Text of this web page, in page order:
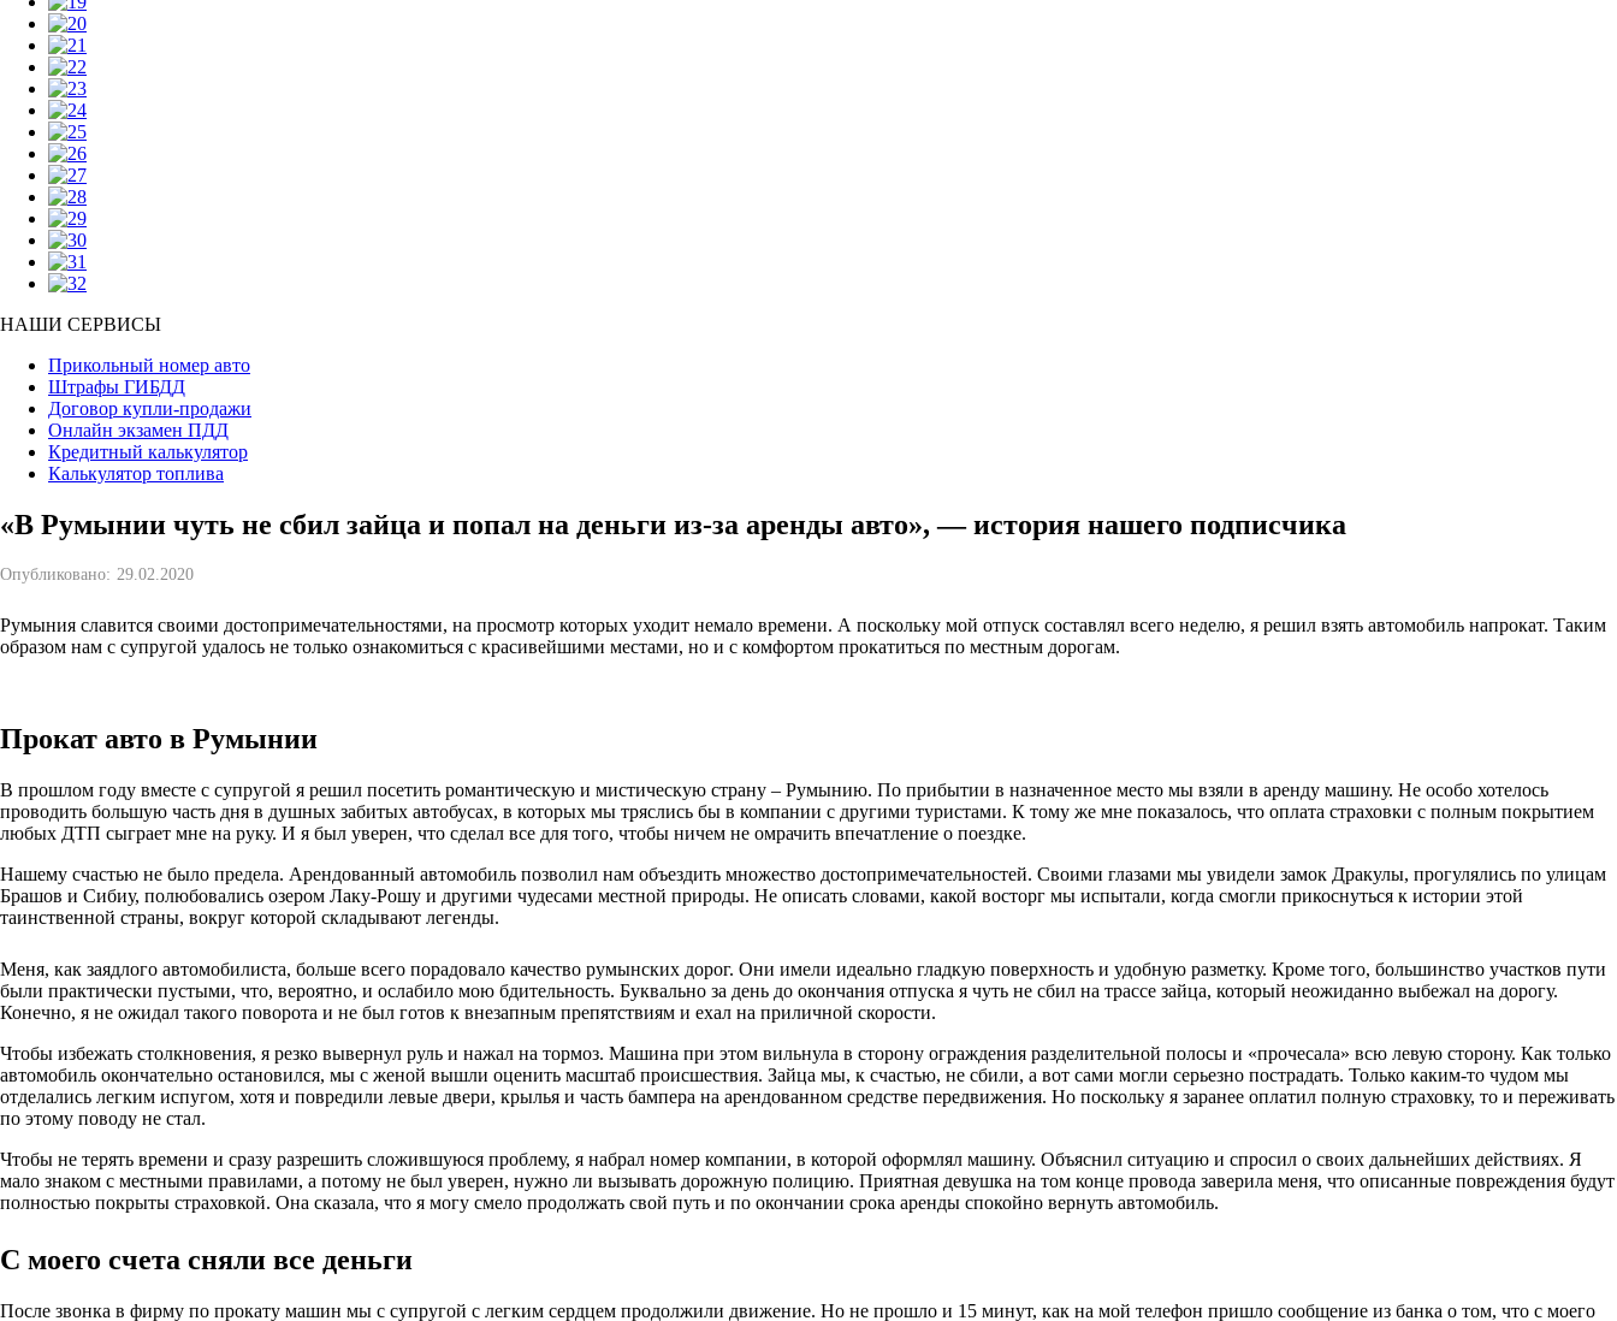
НАШИ СЕРВИСЫ
Прикольный номер авто
Штрафы ГИБДД
Договор купли-продажи
Онлайн экзамен ПДД
Кредитный калькулятор
Калькулятор топлива
«В Румынии чуть не сбил зайца и попал на деньги из-за аренды авто», — история нашего подписчика
Опубликовано: 29.02.2020
Румыния славится своими достопримечательностями, на просмотр которых уходит немало времени. А поскольку мой отпуск составлял всего неделю, я решил взять автомобиль напрокат. Таким
образом нам с супругой удалось не только ознакомиться с красивейшими местами, но и с комфортом прокатиться по местным дорогам.
Прокат авто в Румынии
В прошлом году вместе с супругой я решил посетить романтическую и мистическую страну – Румынию. По прибытии в назначенное место мы взяли в аренду машину. Не особо хотелось
проводить большую часть дня в душных забитых автобусах, в которых мы тряслись бы в компании с другими туристами. К тому же мне показалось, что оплата страховки с полным покрытием
любых ДТП сыграет мне на руку. И я был уверен, что сделал все для того, чтобы ничем не омрачить впечатление о поездке.
Нашему счастью не было предела. Арендованный автомобиль позволил нам объездить множество достопримечательностей. Своими глазами мы увидели замок Дракулы, прогулялись по улицам
Брашов и Сибиу, полюбовались озером Лаку-Рошу и другими чудесами местной природы. Не описать словами, какой восторг мы испытали, когда смогли прикоснуться к истории этой
таинственной страны, вокруг которой складывают легенды.
Меня, как заядлого автомобилиста, больше всего порадовало качество румынских дорог. Они имели идеально гладкую поверхность и удобную разметку. Кроме того, большинство участков пути
были практически пустыми, что, вероятно, и ослабило мою бдительность. Буквально за день до окончания отпуска я чуть не сбил на трассе зайца, который неожиданно выбежал на дорогу.
Конечно, я не ожидал такого поворота и не был готов к внезапным препятствиям и ехал на приличной скорости.
Чтобы избежать столкновения, я резко вывернул руль и нажал на тормоз. Машина при этом вильнула в сторону ограждения разделительной полосы и «прочесала» всю левую сторону. Как только
автомобиль окончательно остановился, мы с женой вышли оценить масштаб происшествия. Зайца мы, к счастью, не сбили, а вот сами могли серьезно пострадать. Только каким-то чудом мы
отделались легким испугом, хотя и повредили левые двери, крылья и часть бампера на арендованном средстве передвижения. Но поскольку я заранее оплатил полную страховку, то и переживать
по этому поводу не стал.
Чтобы не терять времени и сразу разрешить сложившуюся проблему, я набрал номер компании, в которой оформлял машину. Объяснил ситуацию и спросил о своих дальнейших действиях. Я
мало знаком с местными правилами, а потому не был уверен, нужно ли вызывать дорожную полицию. Приятная девушка на том конце провода заверила меня, что описанные повреждения будут
полностью покрыты страховкой. Она сказала, что я могу смело продолжать свой путь и по окончании срока аренды спокойно вернуть автомобиль.
С моего счета сняли все деньги
После звонка в фирму по прокату машин мы с супругой с легким сердцем продолжили движение. Но не прошло и 15 минут, как на мой телефон пришло сообщение из банка о том, что с моего